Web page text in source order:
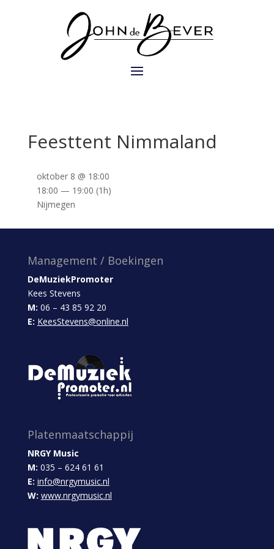
Feesttent Nimmaland
oktober 8 @ 18:00
18:00 — 19:00 (1h)
Nijmegen
Management / Boekingen
DeMuziekPromoter
Kees Stevens
M: 06 – 43 85 92 20
E: KeesStevens@online.nl
Platenmaatschappij
NRGY Music
M: 035 – 624 61 61
E: info@nrgymusic.nl
W: www.nrgymusic.nl